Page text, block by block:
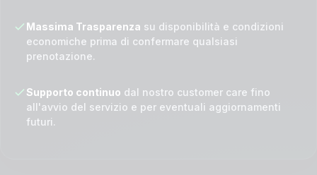
Massima Trasparenza su disponibilità e condizioni
economiche prima di confermare qualsiasi
prenotazione.
Supporto continuo dal nostro customer care fino
all'avvio del servizio e per eventuali aggiornamenti
futuri.